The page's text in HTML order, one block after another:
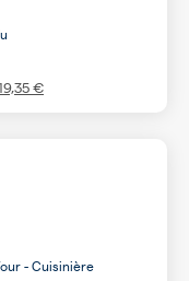
€
- Cuisinière